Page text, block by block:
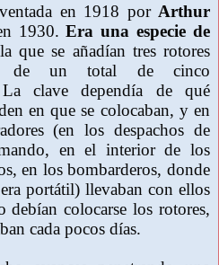
en 1918 por Arthur
1930. Era una especie de
que se añadían tres rotores
de un total de cinco
La clave dependía de qué
en que se colocaban, y en
(en los despachos de
en el interior de los
en los bombarderos, donde
portátil) llevaban con ellos
debían colocarse los rotores,
cada pocos días.